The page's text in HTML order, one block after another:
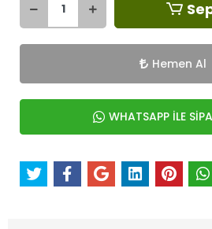
Hemen Al
WHATSAPP İLE